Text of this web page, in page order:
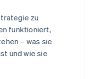
zu
funktioniert,
– was sie
und wie sie